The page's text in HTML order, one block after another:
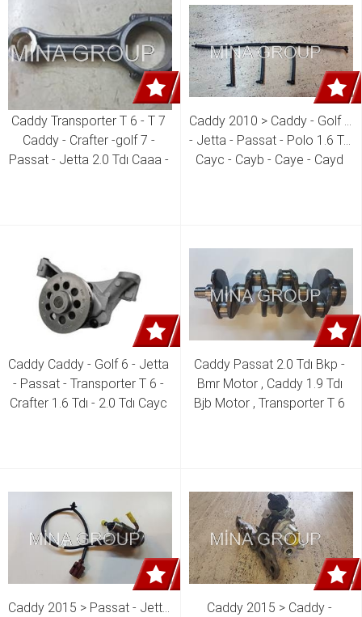
Caddy Transporter T 6 - T 7
Caddy - Crafter -golf 7 -
Passat - Jetta 2.0 Tdı Caaa -
Caddy 2010 > Caddy - Golf 6
- Jetta - Passat - Polo 1.6 Tdı
Cayc - Cayb - Caye - Cayd
Caddy Caddy - Golf 6 - Jetta
- Passat - Transporter T 6 -
Crafter 1.6 Tdı - 2.0 Tdı Cayc
Caddy Passat 2.0 Tdı Bkp -
Bmr Motor , Caddy 1.9 Tdı
Bjb Motor , Transporter T 6
105 021 S 03L 105 021 C
KODU : 038AA
Caddy 2015 > Passat - Jetta
Caddy 2015 > Caddy -